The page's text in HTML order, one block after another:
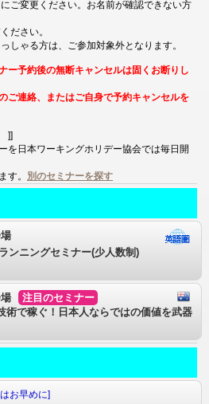
ご変更ください。お名前が確認できない方
ださい。
しゃる方は、ご参加対象外となります。
ー予約後の無断キャンセルは固くお断りし
ご連絡、またはご自身で予約キャンセルを
]]
を日本ワーキングホリデー協会では毎日開
す。 別のセミナーを探す
ンニングセミナー(少人数制)
注目のセミナー
術で稼ぐ！日本人ならではの価値を武器
お早めに]